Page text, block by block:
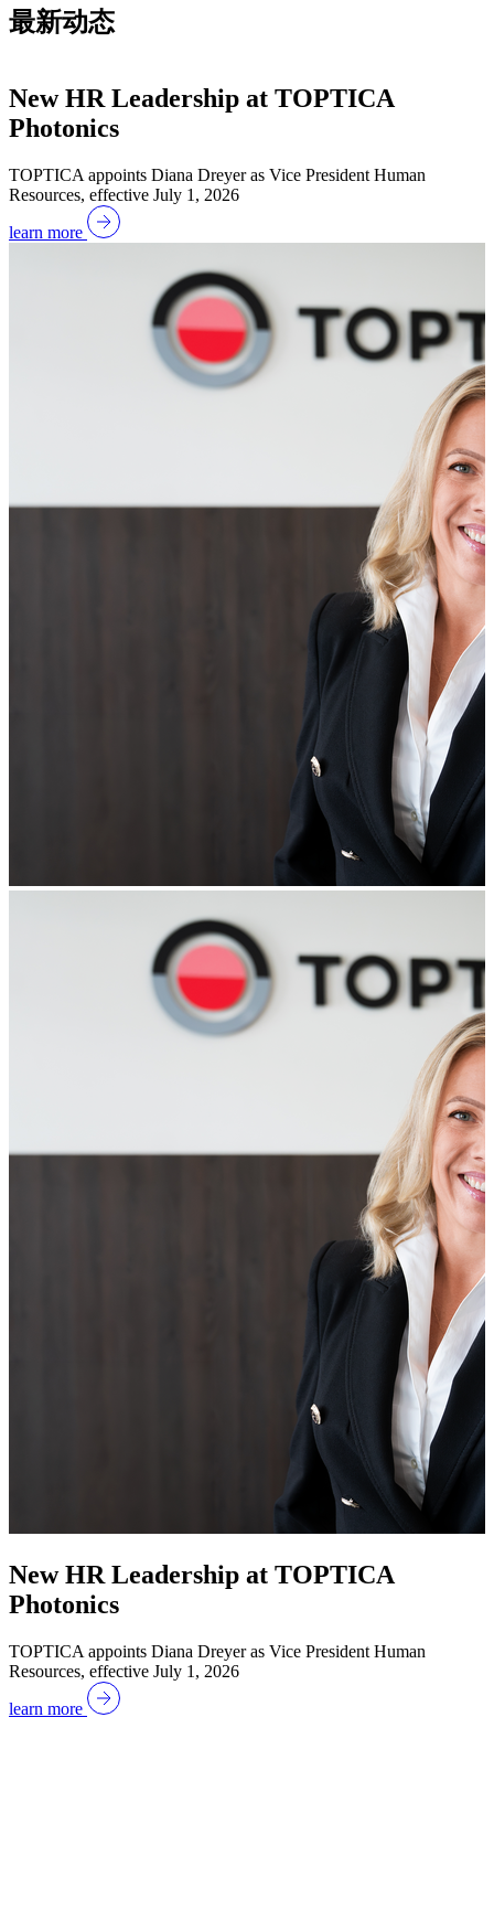
最新动态
New HR Leadership at TOPTICA
Photonics
TOPTICA appoints Diana Dreyer as Vice President Human
Resources, effective July 1, 2026
learn more
New HR Leadership at TOPTICA
Photonics
TOPTICA appoints Diana Dreyer as Vice President Human
Resources, effective July 1, 2026
learn more